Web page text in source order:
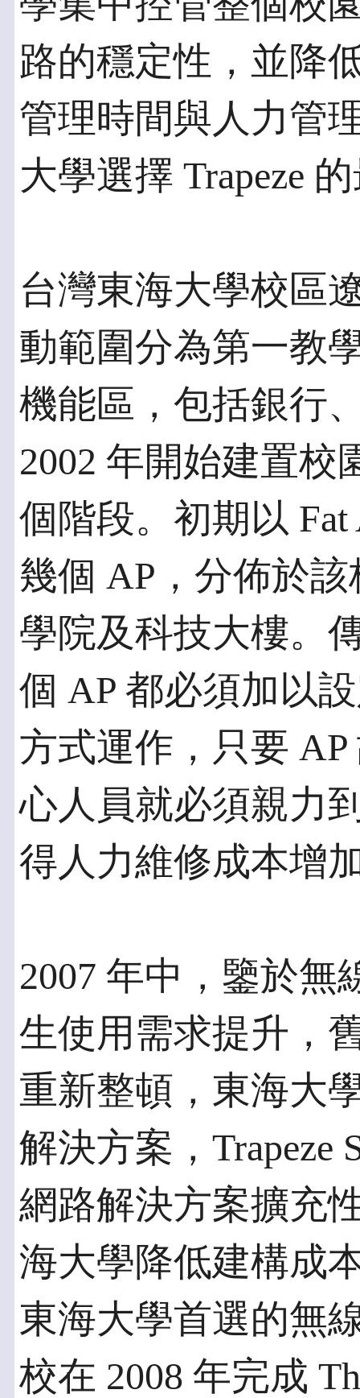
路的穩定性，並降
管理時間與人力管
大學選擇 Trapeze
台灣東海大學校區
動範圍分為第一教
機能區，包括銀行
2002 年開始建置校
個階段。初期以
幾個 AP，分佈於
學院及科技大樓。
個 AP 都必須加以
方式運作，只要
心人員就必須親力
得人力維修成本增
2007 年中，鑒於無
生使用需求提升，
重新整頓，東海大
解決方案，Trapeze
網路解決方案擴充
海大學降低建構成
東海大學首選的無
校在 2008 年完成